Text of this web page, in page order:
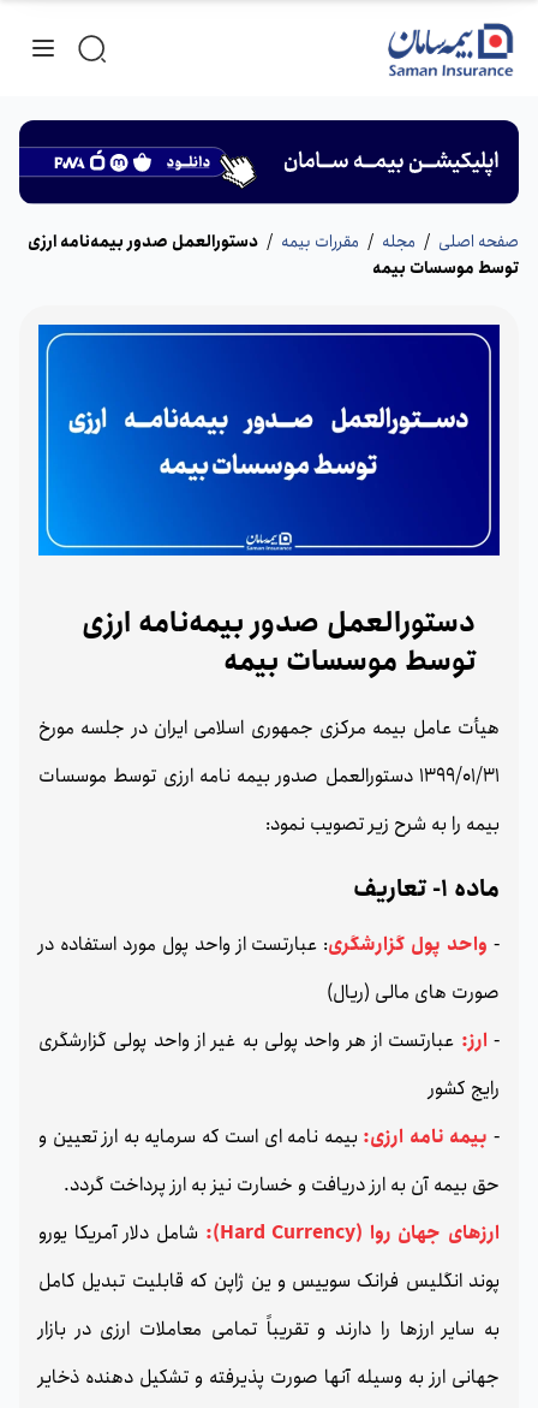
صفحه اصلی / مجله / مقررات بیمه / دستورالعمل صدور بیمه‌نامه ارزی
توسط موسسات بیمه
دستورالعمل صدور بیمه‌نامه ارزی
توسط موسسات بیمه
هیأت عامل بیمه مرکزی جمهوری اسلامی ایران در جلسه مورخ
1399/01/31 دستورالعمل صدور بیمه نامه ارزی توسط موسسات
بیمه را به شرح زیر تصویب نمود:
ماده 1- تعاریف
- واحد پول گزارشگری: عبارتست از واحد پول مورد استفاده در
صورت های مالی (ریال)
- ارز: عبارتست از هر واحد پولی به غیر از واحد پولی گزارشگری
رایج کشور
- بیمه نامه ارزی:بیمه نامه ای است که سرمایه به ارز تعیین و
حق بیمه آن به ارز دریافت و خسارت نیز به ارز پرداخت گردد.
ارزهای جهان روا (Hard Currency):
شامل دلار آمریکا یورو
پوند انگلیس فرانک سوییس و ین ژاپن که قابلیت تبدیل کامل
به سایر ارزها را دارند و تقریباً تمامی معاملات ارزی در بازار
جهانی ارز به وسیله آنها صورت پذیرفته و تشکیل دهنده ذخایر